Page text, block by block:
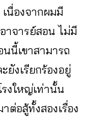
นื่องจากผมมี
าจารย์สอน ไม่มี
นี้เขาสามารถ
ยังเรียกร้องอยู่
รงใหญ่เท่านั้น
ต่อสู้ทั้งสองเรื่อง